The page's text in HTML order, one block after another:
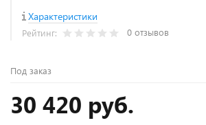
Характеристики
Рейтинг: 0 отзывов
Под заказ
30 420 руб.